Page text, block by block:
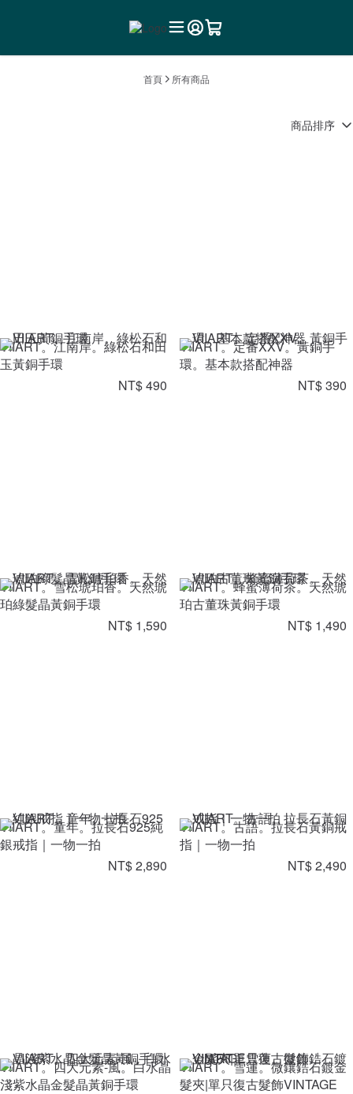
首頁 所有商品
商品排序
VIIART。江南岸。綠松石和田
玉黃銅手環
NT$ 490
VIIART。定番XXV。黃銅手
環。基本款搭配神器
NT$ 390
VIIART。雪松琥珀香。天然琥
珀綠髮晶黃銅手環
NT$ 1,590
VIIART。蜂蜜薄荷茶。天然琥
珀古董珠黃銅手環
NT$ 1,490
VIIART。童年。拉長石925純
銀戒指｜一物一拍
NT$ 2,890
VIIART。古語。拉長石黃銅戒
指｜一物一拍
NT$ 2,490
VIIART。四大元素-風。白水晶
淺紫水晶金髮晶黃銅手環
VIIART。雪蓮。微鑲鋯石鍍金
髮夾|單只復古髮飾VINTAGE